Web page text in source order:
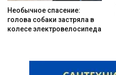
Необычное спасение:
голова собаки застряла в
колесе электровелосипеда